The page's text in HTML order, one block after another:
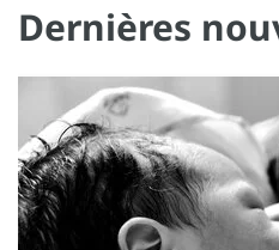
Dernières